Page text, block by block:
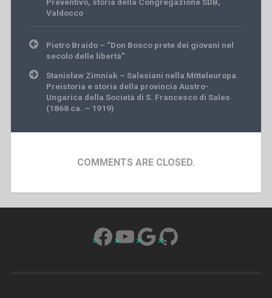
Preventivo, storia della Congregazione SDB,
Valdocco
Post
navigation
Pietro Braido – “Don Bosco prete dei giovani nel
secolo delle libertà”
Stanisław Zimniak – Salesiani nella Mitteleuropa.
Preistoria e storia della provincia Austro-
Ungarica della Società di S. Francesco di Sales
(1868 ca. – 1919)
COMMENTS ARE CLOSED.
Facebook
YouTube
Google
GitHub